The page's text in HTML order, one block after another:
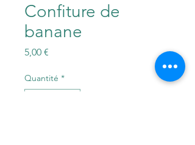
Confiture de
banane
5,00 €
Quantité *